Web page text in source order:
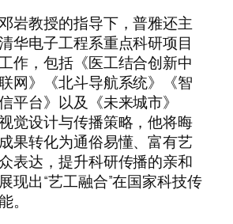
岩教授的指导下，普雅还主
华电子工程系重点科研项目
作，包括《医工结合创新中
网》《北斗导航系统》《智
平台》以及《未来城市》
觉设计与传播策略，他将晦
果转化为通俗易懂、富有艺
表达，提升科研传播的亲和
现出“艺工融合”在国家科技传
。